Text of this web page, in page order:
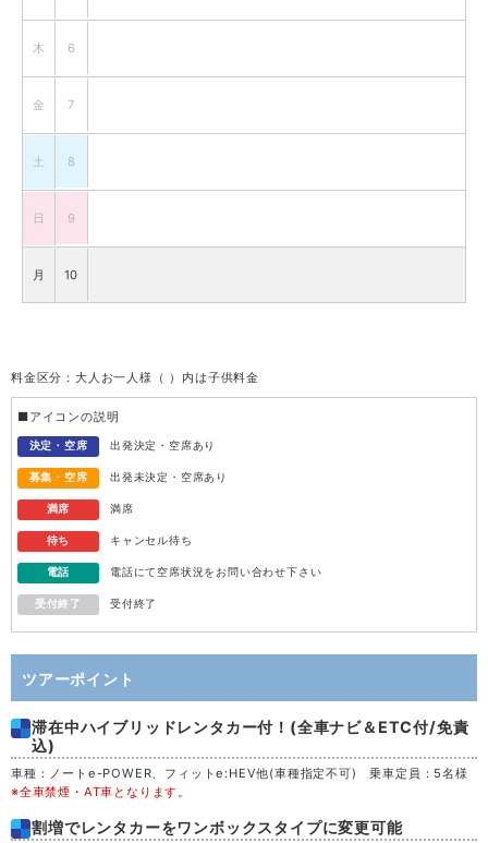
木 6
金 7
土 8
日 9
月 10
水 12
木 13
金 14
日 16
月 17
火 18
水 19
料金区分：大人お一人様（ ）内は子供料金
■アイコンの説明
決定・空席 出発決定・空席あり
募集・空席 出発未決定・空席あり
満席 満席
待ち キャンセル待ち
電話 電話にて空席状況をお問い合わせ下さい
受付終了 受付終了
ツアーポイント
滞在中ハイブリッドレンタカー付！(全車ナビ＆ETC付/免責
込)
車種：ノートe-POWER、フィットe:HEV他(車種指定不可) 乗車定員：5名様
※全車禁煙・AT車となります。
割増でレンタカーをワンボックスタイプに変更可能